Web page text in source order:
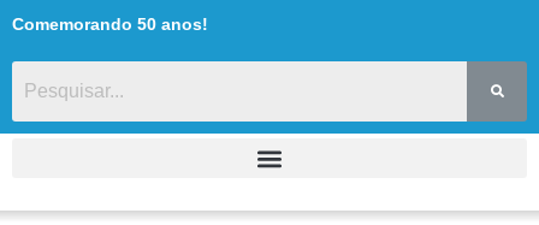
Comemorando 50 anos!